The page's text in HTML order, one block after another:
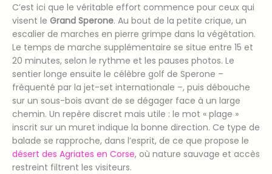
C’est ici que le véritable effort commence pour ceux qui
visent le Grand Sperone. Au bout de la petite crique, un
escalier de marches en pierre grimpe dans la végétation.
Le temps de marche supplémentaire se situe entre 15 et
20 minutes, selon le rythme et les pauses photos. Le
sentier longe ensuite le célèbre golf de Sperone –
fréquenté par la jet-set internationale –, puis débouche
sur un sous-bois avant de se dégager face à un large
chemin. Un repère discret mais utile : le mot « plage »
inscrit sur un muret indique la bonne direction. Ce type de
balade se rapproche, dans l’esprit, de ce que propose le
désert des Agriates en Corse, où nature sauvage et accès
restreint filtrent les visiteurs.